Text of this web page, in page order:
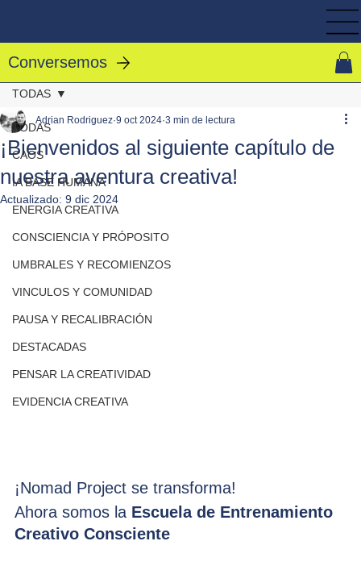
Conversemos
TODAS
CAOS
IA BASE HUMANA
ENERGIA CREATIVA
CONSCIENCIA Y PRÓPOSITO
UMBRALES Y RECOMIENZOS
VINCULOS Y COMUNIDAD
PAUSA Y RECALIBRACIÓN
DESTACADAS
PENSAR LA CREATIVIDAD
EVIDENCIA CREATIVA
TODAS
¡Bienvenidos al siguiente capítulo de
nuestra aventura creativa!
Adrian Rodriguez 9 oct 2024 3 min de lectura
Actualizado: 9 dic 2024
¡Nomad Project se transforma!
Ahora somos la Escuela de Entrenamiento
Creativo Consciente